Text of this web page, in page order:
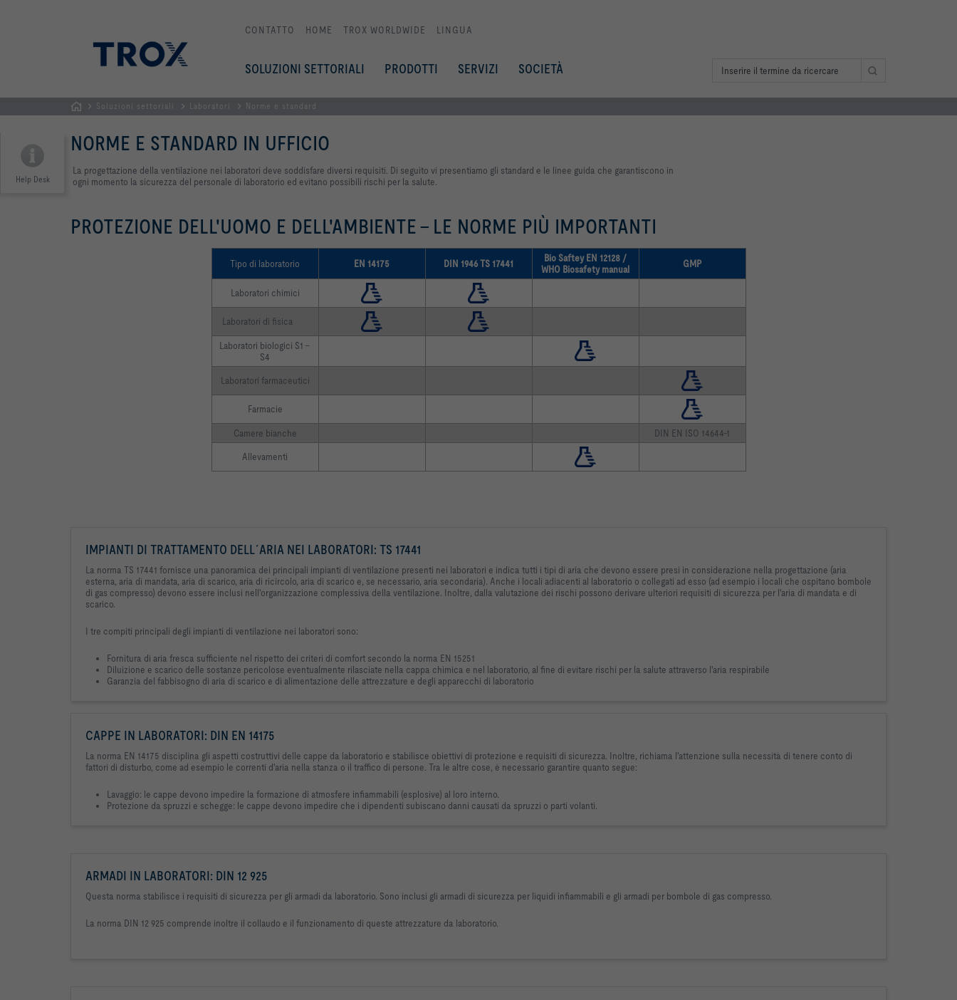
CONTATTO HOME TROX WORLDWIDE LINGUA
SOLUZIONI SETTORIALI PRODOTTI SERVIZI SOCIETÀ
Soluzioni settoriali Laboratori Norme e standard
Help Desk
NORME E STANDARD IN UFFICIO
La progettazione della ventilazione nei laboratori deve soddisfare diversi requisiti. Di seguito vi presentiamo gli standard e le linee guida che garantiscono in
ogni momento la sicurezza del personale di laboratorio ed evitano possibili rischi per la salute.
PROTEZIONE DELL'UOMO E DELL'AMBIENTE – LE NORME PIÙ IMPORTANTI
Tipo di laboratorio EN 14175 DIN 1946 TS 17441
Bio Saftey EN 12128 /
WHO Biosafety manual
GMP
Laboratori chimici
Laboratori biologici S1 –
S4
Laboratori farmaceutici
Farmacie
Camere bianche DIN EN ISO 14644-1
Allevamenti
IMPIANTI DI TRATTAMENTO DELL´ARIA NEI LABORATORI: TS 17441
La norma TS 17441 fornisce una panoramica dei principali impianti di ventilazione presenti nei laboratori e indica tutti i tipi di aria che devono essere presi in considerazione nella progettazione (aria
esterna, aria di mandata, aria di scarico, aria di ricircolo, aria di scarico e, se necessario, aria secondaria). Anche i locali adiacenti al laboratorio o collegati ad esso (ad esempio i locali che ospitano bombole
di gas compresso) devono essere inclusi nell'organizzazione complessiva della ventilazione. Inoltre, dalla valutazione dei rischi possono derivare ulteriori requisiti di sicurezza per l'aria di mandata e di
scarico.
I tre compiti principali degli impianti di ventilazione nei laboratori sono:
Fornitura di aria fresca sufficiente nel rispetto dei criteri di comfort secondo la norma EN 15251
Diluizione e scarico delle sostanze pericolose eventualmente rilasciate nella cappa chimica e nel laboratorio, al fine di evitare rischi per la salute attraverso l'aria respirabile
Garanzia del fabbisogno di aria di scarico e di alimentazione delle attrezzature e degli apparecchi di laboratorio
CAPPE IN LABORATORI: DIN EN 14175
La norma EN 14175 disciplina gli aspetti costruttivi delle cappe da laboratorio e stabilisce obiettivi di protezione e requisiti di sicurezza. Inoltre, richiama l'attenzione sulla necessità di tenere conto di
fattori di disturbo, come ad esempio le correnti d'aria nella stanza o il traffico di persone. Tra le altre cose, è necessario garantire quanto segue:
Lavaggio: le cappe devono impedire la formazione di atmosfere infiammabili (esplosive) al loro interno.
Protezione da spruzzi e schegge: le cappe devono impedire che i dipendenti subiscano danni causati da spruzzi o parti volanti.
ARMADI IN LABORATORI: DIN 12 925
Questa norma stabilisce i requisiti di sicurezza per gli armadi da laboratorio. Sono inclusi gli armadi di sicurezza per liquidi infiammabili e gli armadi per bombole di gas compresso.
La norma DIN 12 925 comprende inoltre il collaudo e il funzionamento di queste attrezzature da laboratorio.